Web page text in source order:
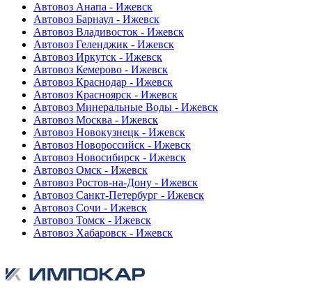
Автовоз Анапа - Ижевск
Автовоз Барнаул - Ижевск
Автовоз Владивосток - Ижевск
Автовоз Геленджик - Ижевск
Автовоз Иркутск - Ижевск
Автовоз Кемерово - Ижевск
Автовоз Краснодар - Ижевск
Автовоз Красноярск - Ижевск
Автовоз Минеральные Воды - Ижевск
Автовоз Москва - Ижевск
Автовоз Новокузнецк - Ижевск
Автовоз Новороссийск - Ижевск
Автовоз Новосибирск - Ижевск
Автовоз Омск - Ижевск
Автовоз Ростов-на-Дону - Ижевск
Автовоз Санкт-Петербург - Ижевск
Автовоз Сочи - Ижевск
Автовоз Томск - Ижевск
Автовоз Хабаровск - Ижевск